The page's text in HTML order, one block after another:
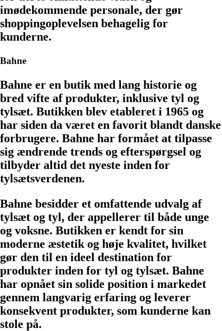
imødekommende personale, der gør
shoppingoplevelsen behagelig for
kunderne.
Bahne
Bahne er en butik med lang historie og
bred vifte af produkter, inklusive tyl og
tylsæt. Butikken blev etableret i 1965 og
har siden da været en favorit blandt danske
forbrugere. Bahne har formået at tilpasse
sig ændrende trends og efterspørgsel og
tilbyder altid det nyeste inden for
tylsætsverdenen.
Bahne besidder et omfattende udvalg af
tylsæt og tyl, der appellerer til både unge
og voksne. Butikken er kendt for sin
moderne æstetik og høje kvalitet, hvilket
gør den til en ideel destination for
produkter inden for tyl og tylsæt. Bahne
har opnået sin solide position i markedet
gennem langvarig erfaring og leverer
konsekvent produkter, som kunderne kan
stole på.